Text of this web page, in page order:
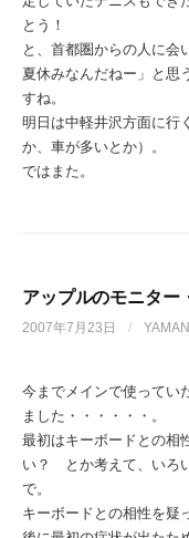
とう！
と、首都圏からの人に会
夏休みなんだねー」と思
すね。
明日は中軽井沢方面に行
か、車が多いとか）。
ではまた。
アップルのモニター
2007年7月23日 /
今までメインで使ってい
ました・・・・・・。
最初はキーボードとの
い？ とか考えて、いろ
で。
キーボードとの相性を疑